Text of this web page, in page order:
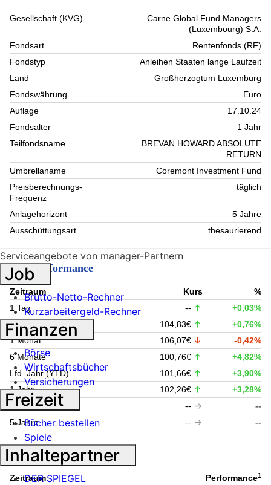
Gesellschaft (KVG)
Carne Global Fund Managers
(Luxembourg) S.A.
Fondsart
Rentenfonds (RF)
Fondstyp
Anleihen Staaten lange Laufzeit
Land
Großherzogtum Luxemburg
Fondswährung
Euro
Auflage
17.10.24
Fondsalter
1 Jahr
Teilfondsname
BREVAN HOWARD ABSOLUTE
RETURN
Umbrellaname
Coremont Investment Fund
Preisberechnungs-
Frequenz
täglich
Anlagehorizont
5 Jahre
Ausschüttungsart
thesaurierend
Kursperformance
Zeitraum Kurs
%
1 Tag
--
+0,03%
1 Woche
104,83€
+0,76%
1 Monat
106,07€
-0,42%
6 Monate
100,76€
+4,82%
Lfd. Jahr (YTD)
101,66€
+3,90%
1 Jahr
102,26€
+3,28%
3 Jahre
--
--
5 Jahre
-- --
Fondsperformance
Zeitraum Performance1
Serviceangebote von manager-Partnern
Job
Brutto-Netto-Rechner
Kurzarbeitergeld-Rechner
Finanzen
Börse
Wirtschaftsbücher
Versicherungen
Freizeit
Bücher bestellen
Spiele
Inhaltepartner
DER SPIEGEL